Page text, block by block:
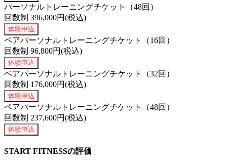
パーソナルトレーニングチケット（48回）
回数制 396,000円(税込)
体験申込
ペアパーソナルトレーニングチケット（16回）
回数制 96,800円(税込)
体験申込
ペアパーソナルトレーニングチケット（32回）
回数制 176,000円(税込)
体験申込
ペアパーソナルトレーニングチケット（48回）
回数制 237,600円(税込)
体験申込
START FITNESSの評価